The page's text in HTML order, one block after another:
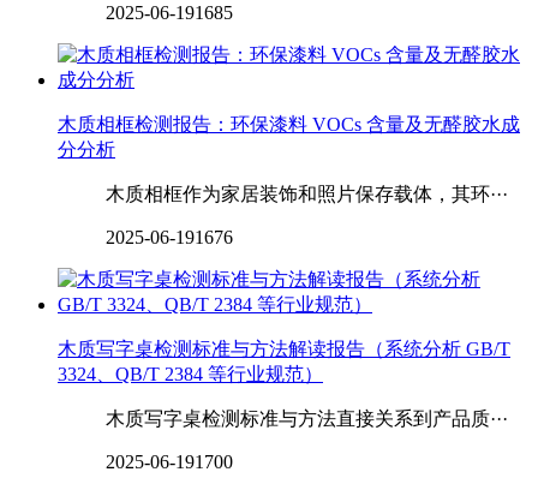
2025-06-191685
木质相框检测报告：环保漆料 VOCs 含量及无醛胶水成
分分析
木质相框作为家居装饰和照片保存载体，其环···
2025-06-191676
木质写字桌检测标准与方法解读报告（系统分析 GB/T
3324、QB/T 2384 等行业规范）
木质写字桌检测标准与方法直接关系到产品质···
2025-06-191700